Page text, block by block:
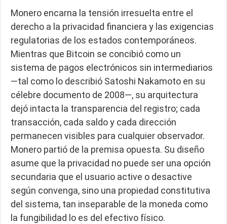
Monero encarna la tensión irresuelta entre el
derecho a la privacidad financiera y las exigencias
regulatorias de los estados contemporáneos.
Mientras que Bitcoin se concibió como un
sistema de pagos electrónicos sin intermediarios
—tal como lo describió Satoshi Nakamoto en su
célebre documento de 2008—, su arquitectura
dejó intacta la transparencia del registro; cada
transacción, cada saldo y cada dirección
permanecen visibles para cualquier observador.
Monero partió de la premisa opuesta. Su diseño
asume que la privacidad no puede ser una opción
secundaria que el usuario active o desactive
según convenga, sino una propiedad constitutiva
del sistema, tan inseparable de la moneda como
la fungibilidad lo es del efectivo físico.